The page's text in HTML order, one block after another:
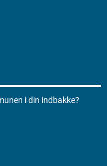
i din indbakke?